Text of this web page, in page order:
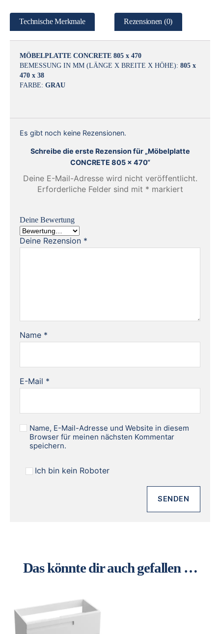
Technische Merkmale Rezensionen (0)
MÖBELPLATTE CONCRETE 805 x 470
BEMESSUNG IN MM (LÄNGE X BREITE X HÖHE): 805 x
470 x 38
FARBE: GRAU
Es gibt noch keine Rezensionen.
Schreibe die erste Rezension für „Möbelplatte
CONCRETE 805 x 470“
Deine E-Mail-Adresse wird nicht veröffentlicht.
Erforderliche Felder sind mit * markiert
Deine Bewertung
Deine Rezension *
Name *
E-Mail *
Name, E-Mail-Adresse und Website in diesem
Browser für meinen nächsten Kommentar
speichern.
Ich bin kein Roboter
Das könnte dir auch gefallen …